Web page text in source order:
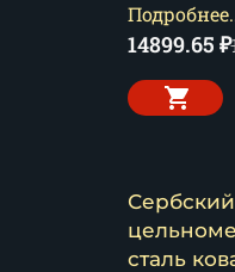
14899.65 ₽
сталь